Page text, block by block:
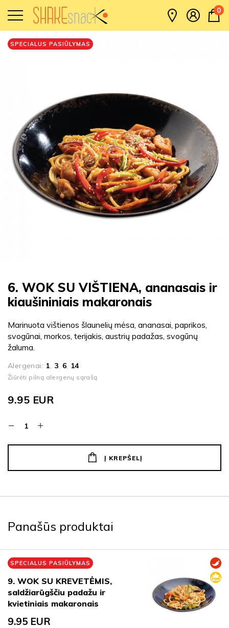
0
SPECIALUS PASIŪLYMAS
6. WOK SU VIŠTIENA, ananasais ir
kiaušininiais makaronais
Marinuota vištienos šlaunelių mėsa, ananasai, paprikos,
svogūnai, morkos, terijakis, austrių padažas, svogūnų
žaluma.
Alergenai: 1, 3, 6, 14
Žiūrėti pilną alergenų sąrašą
9.95 EUR
Į KREPŠELĮ
Panašūs produktai
SPECIALUS PASIŪLYMAS
9. WOK SU KREVETĖMIS,
saldžiarūgščiu padažu ir
kvietiniais makaronais
9.95 EUR